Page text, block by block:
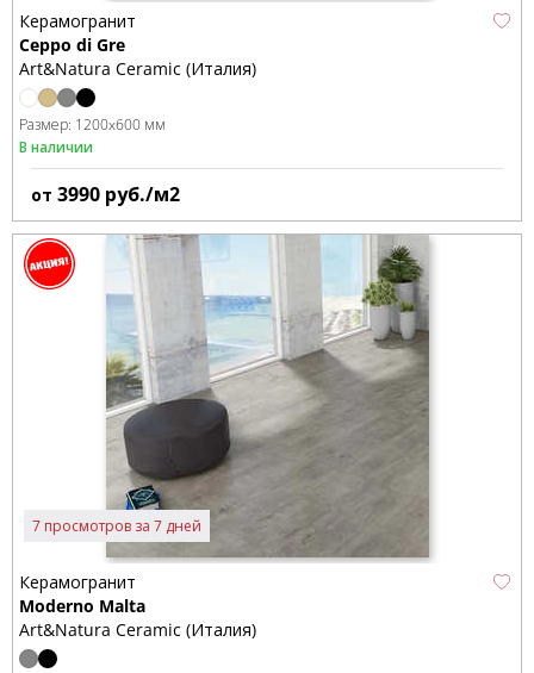
Керамогранит
Ceppo di Gre
Art&Natura Ceramic (Италия)
Размер: 1200x600 мм
В наличии
от 3990 руб./м2
7 просмотров за 7 дней
Керамогранит
Moderno Malta
Art&Natura Ceramic (Италия)